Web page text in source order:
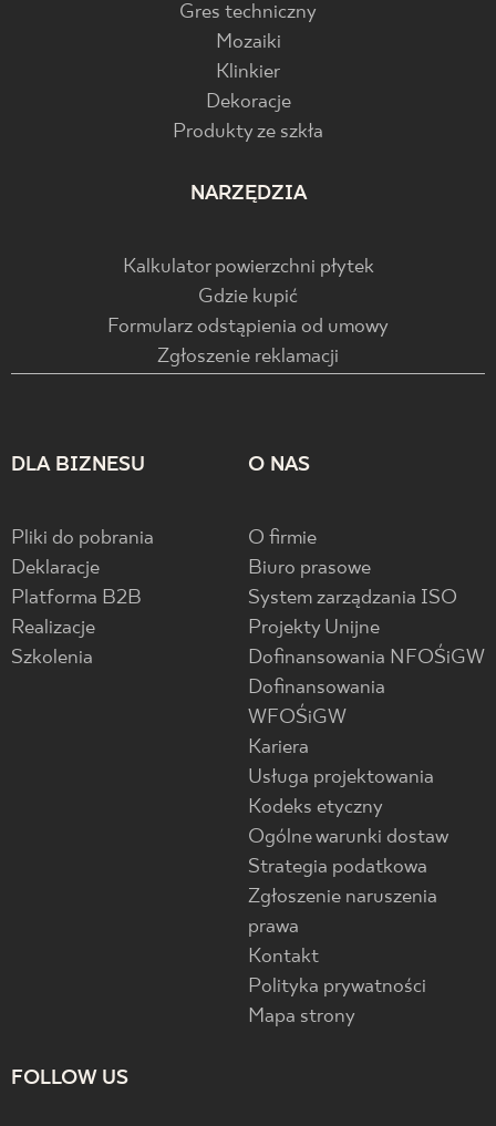
Gres techniczny
Mozaiki
Klinkier
Dekoracje
Produkty ze szkła
NARZĘDZIA
Kalkulator powierzchni płytek
Gdzie kupić
Formularz odstąpienia od umowy
Zgłoszenie reklamacji
DLA BIZNESU
Pliki do pobrania
Deklaracje
Platforma B2B
Realizacje
Szkolenia
O NAS
O firmie
Biuro prasowe
System zarządzania ISO
Projekty Unijne
Dofinansowania NFOŚiGW
Dofinansowania
WFOŚiGW
Kariera
Usługa projektowania
Kodeks etyczny
Ogólne warunki dostaw
Strategia podatkowa
Zgłoszenie naruszenia
prawa
Kontakt
Polityka prywatności
Mapa strony
FOLLOW US